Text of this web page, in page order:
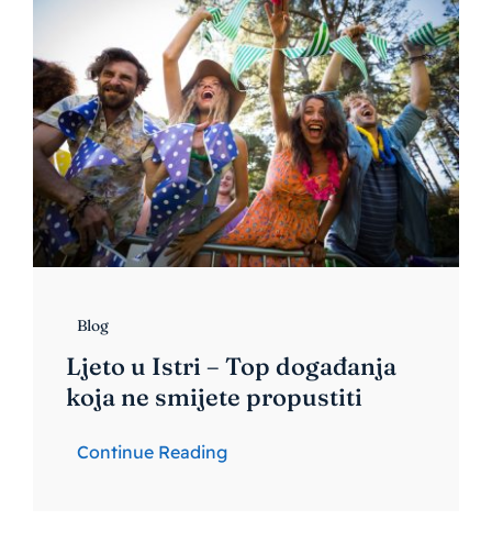
Blog
Ljeto u Istri – Top događanja
koja ne smijete propustiti
Continue Reading